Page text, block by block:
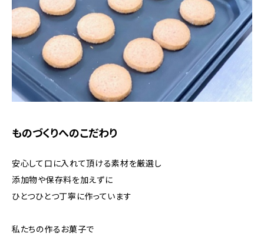
ものづくりへのこだわり
安心して口に入れて頂ける素材を厳選し
添加物や保存料を加えずに
ひとつひとつ丁寧に作っています
私たちの作るお菓子で